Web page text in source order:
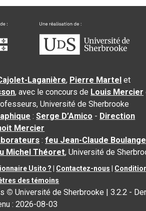
Laganière, Pierre Martel et
, avec le concours de Louis Mercier
Université de Sherbrooke
:Serge D’Amico - Direction
Mercier
:feu Jean-Claude
Michel Théoret, Université de
Usito ? Contactez-nous
des témoins
© Université de Sherbrooke |3.2.2 -
:2026-08-03